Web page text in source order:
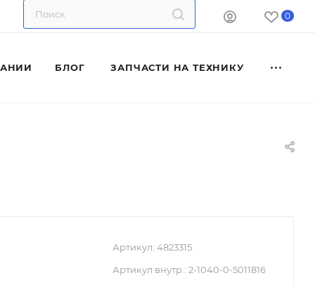
0
БЛОГ ЗАПЧАСТИ НА ТЕХНИКУ
Артикул: 4823315
Артикул внутр.: 2-1040-0-5011816